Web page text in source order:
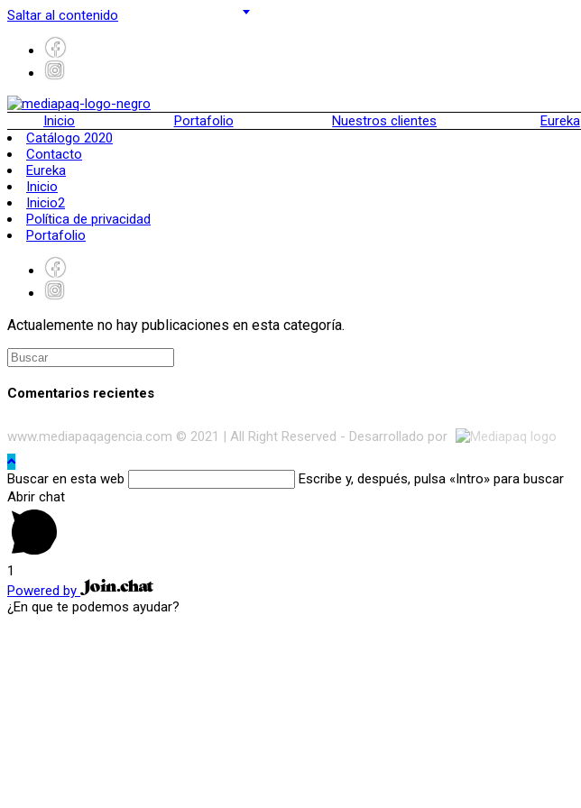
Saltar al contenido
Inicio Portafolio Nuestros clientes Eureka
Catálogo 2020
Contacto
Eureka
Inicio
Inicio2
Política de privacidad
Portafolio
Actualemente no hay publicaciones en esta categoría.
Comentarios recientes
www.mediapaqagencia.com © 2021 | All Right Reserved - Desarrollado por
Buscar en esta web
Escribe y, después, pulsa «Intro» para buscar
Abrir chat
1
Powered by
¿En que te podemos ayudar?